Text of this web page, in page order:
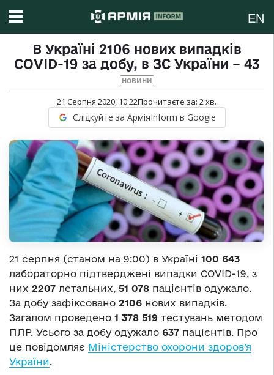
EN
В Україні 2106 нових випадків
COVID-19 за добу, в ЗС України – 43
НОВИНИ
21 Серпня 2020, 10:22Прочитаєте за: 2хв.
Слідкуйте за АрміяInform в Google
21 серпня (станом на 9:00) в Україні 100 643
лабораторно підтверджені випадки COVID-19, з
них 2207 летальних, 51 078 пацієнтів одужало.
За добу зафіксовано 2106 нових випадків.
Загалом проведено 1 378 519 тестувань методом
ПЛР. Усього за добу одужало 637 пацієнтів. Про
це повідомляє Міністерство охорони здоров’я
України.